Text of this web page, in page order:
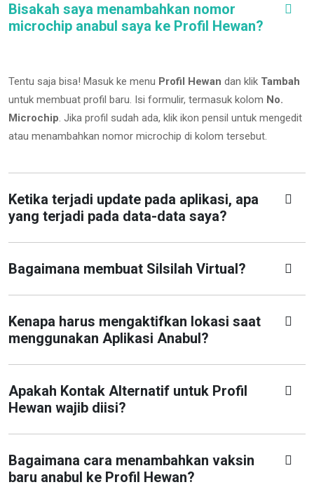
Bisakah saya menambahkan nomor
microchip anabul saya ke Profil Hewan?
Tentu saja bisa! Masuk ke menu Profil Hewan dan klik Tambah
untuk membuat profil baru. Isi formulir, termasuk kolom No.
Microchip. Jika profil sudah ada, klik ikon pensil untuk mengedit
atau menambahkan nomor microchip di kolom tersebut.
Ketika terjadi update pada aplikasi, apa
yang terjadi pada data-data saya?
Bagaimana membuat Silsilah Virtual?
Kenapa harus mengaktifkan lokasi saat
menggunakan Aplikasi Anabul?
Apakah Kontak Alternatif untuk Profil
Hewan wajib diisi?
Bagaimana cara menambahkan vaksin
baru anabul ke Profil Hewan?